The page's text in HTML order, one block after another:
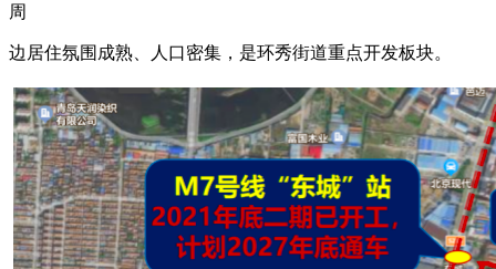
周
边居住氛围成熟、人口密集，是环秀街道重点开发板块。